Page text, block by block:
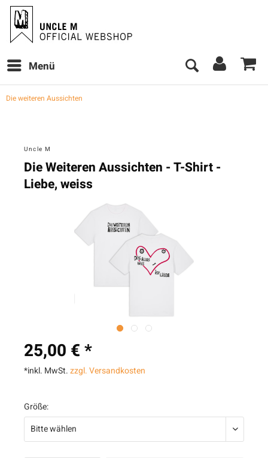
Menü
Die weiteren Aussichten
Uncle M
Die Weiteren Aussichten - T-Shirt -
Liebe, weiss
25,00 € *
*inkl. MwSt.zzgl. Versandkosten
Größe: